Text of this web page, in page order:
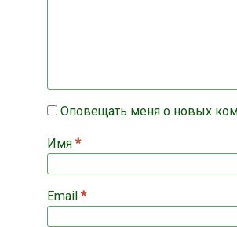
Оповещать меня о новых
Имя *
Email *